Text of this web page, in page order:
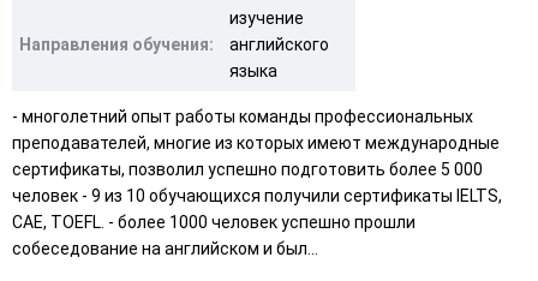
Направления обучения:
изучение
английского
языка
- многолетний опыт работы команды профессиональных
преподавателей, многие из которых имеют международные
сертификаты, позволил успешно подготовить более 5 000
человек - 9 из 10 обучающихся получили сертификаты IELTS,
CAE, TOEFL. - более 1000 человек успешно прошли
собеседование на английском и был...